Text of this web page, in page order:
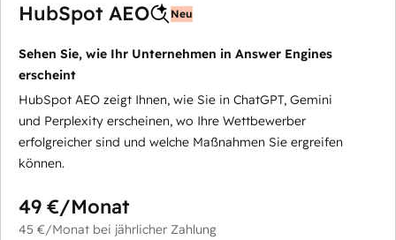
HubSpot AEO Neu
Sehen Sie, wie Ihr Unternehmen in Answer Engines
erscheint
HubSpot AEO zeigt Ihnen, wie Sie in ChatGPT, Gemini
und Perplexity erscheinen, wo Ihre Wettbewerber
erfolgreicher sind und welche Maßnahmen Sie ergreifen
können.
49 €/Monat
45 €/Monat bei jährlicher Zahlung